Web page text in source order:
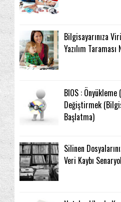
Bilgisayarınıza
Yazılım Taraması
BIOS :
Değiştirmek
Başlatma)
Silinen
Veri Kaybı